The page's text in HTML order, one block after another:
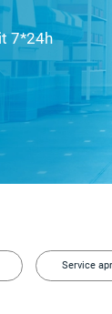
7*24h
Service